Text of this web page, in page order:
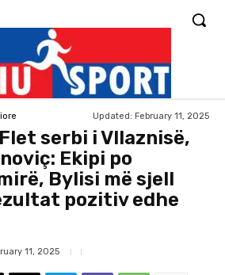
Updated: February 11, 2025
serbi i Vllaznisë,
Ekipi po
Bylisi më sjell
pozitiv edhe
11, 2025